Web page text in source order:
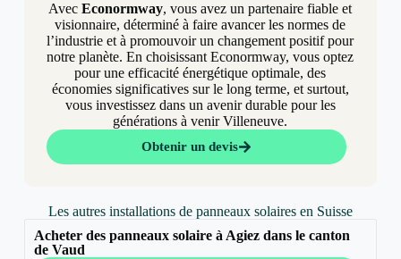
AvecEconormway, vous avez un partenaire fiable et
visionnaire, déterminé à faire avancer les normes de
l’industrie et à promouvoir un changement positif pour
notre planète. En choisissant Econormway, vous optez
pour une efficacité énergétique optimale, des
économies significatives sur le long terme, et surtout,
vous investissez dans un avenir durable pour les
générations à venir Villeneuve.
Obtenir un devis
Les autres installations de panneaux solaires en Suisse
Acheter des panneaux solaire à Agiez dans le canton
de Vaud